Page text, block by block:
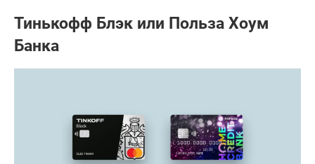
Тинькофф Блэк или Польза Хоум
Банка